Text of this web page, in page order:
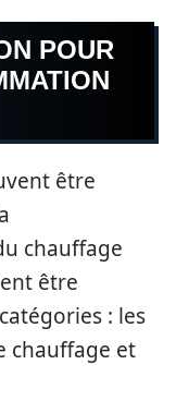
POUR
être
chauffage
être
: les
chauffage et